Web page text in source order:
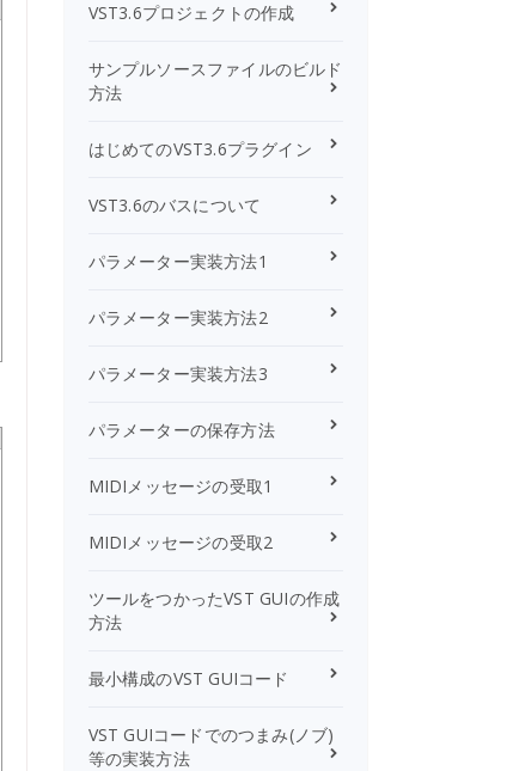
VST3.6プロジェクトの作成
サンプルソースファイルのビルド
方法
はじめてのVST3.6プラグイン
VST3.6のバスについて
パラメーター実装方法1
パラメーター実装方法2
パラメーター実装方法3
パラメーターの保存方法
MIDIメッセージの受取1
MIDIメッセージの受取2
ツールをつかったVST GUIの作成
方法
最小構成のVST GUIコード
VST GUIコードでのつまみ(ノブ)
等の実装方法